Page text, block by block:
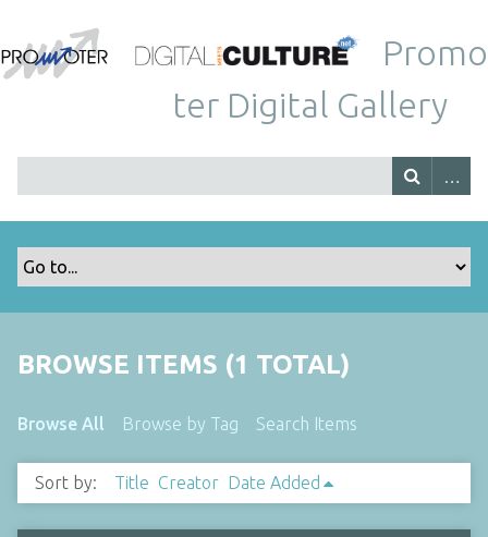
Promo
ter Digital Gallery
BROWSE ITEMS (1 TOTAL)
Browse All Browse by Tag Search Items
Sort by: Title Creator Date Added